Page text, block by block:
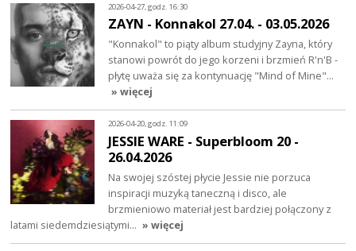
2026-04-27, godz. 16:30
ZAYN - Konnakol 27.04. - 03.05.2026
"Konnakol" to piąty album studyjny Zayna, który
stanowi powrót do jego korzeni i brzmień R'n'B -
płytę uważa się za kontynuację "Mind of Mine"…
» więcej
2026-04-20, godz. 11:09
JESSIE WARE - Superbloom 20 -
26.04.2026
Na swojej szóstej płycie Jessie nie porzuca
inspiracji muzyką taneczną i disco, ale
brzmieniowo materiał jest bardziej połączony z
latami siedemdziesiątymi… » więcej